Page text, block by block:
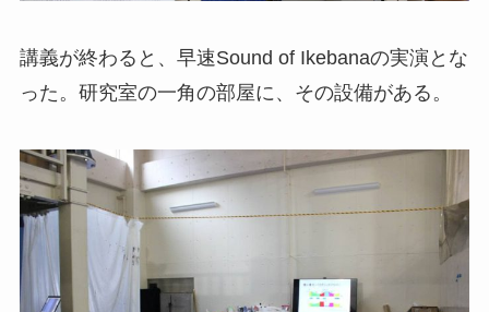
講義が終わると、早速Sound of Ikebanaの実演とな
った。研究室の一角の部屋に、その設備がある。